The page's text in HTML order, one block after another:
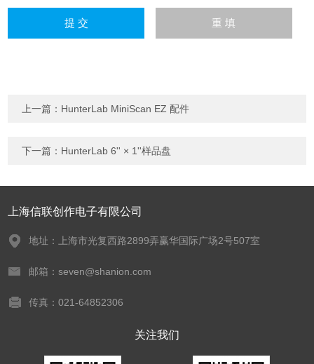
上一篇： HunterLab MiniScan EZ 配件
下一篇： HunterLab 6'' × 1''样品盘
上海信联创作电子有限公司
地址：上海市光复西路2899弄赢华国际广场2号507室
邮箱：seven@shanion.com
传真：021-64852306
关注我们